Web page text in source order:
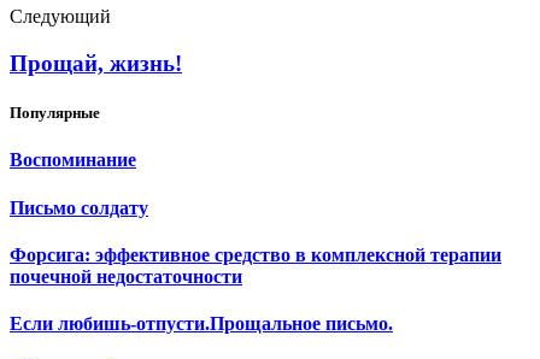
Следующий
Прощай, жизнь!
Популярные
Воспоминание
Письмо солдату
Форсига: эффективное средство в комплексной терапии
почечной недостаточности
Если любишь-отпусти.Прощальное письмо.